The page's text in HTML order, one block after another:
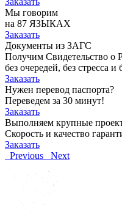
Мы говорим
на 87 ЯЗЫКАХ
Заказать
Документы из ЗАГС
Получим Свидетельство
без очередей, без стресса
Заказать
Нужен перевод паспорта?
Переведем за 30 минут!
Заказать
Выполняем крупные
Скорость и качество
Заказать
Previous
Next